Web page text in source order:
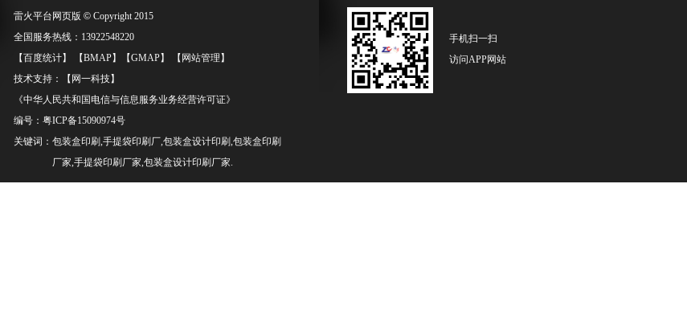
雷火平台网页版 © Copyright 2015
全国服务热线：13922548220
【百度统计】 【BMAP】【GMAP】 【 网站管理 】
技术支持：【 网一科技】
《中华人民共和国电信与信息服务业务经营许可证》
编号： 粤ICP备15090974号
关键词：包装盒印刷,手提袋印刷厂,包装盒设计印刷,包装盒印刷
厂家,手提袋印刷厂家,包装盒设计印刷厂家.
手机扫一扫
访问APP网站